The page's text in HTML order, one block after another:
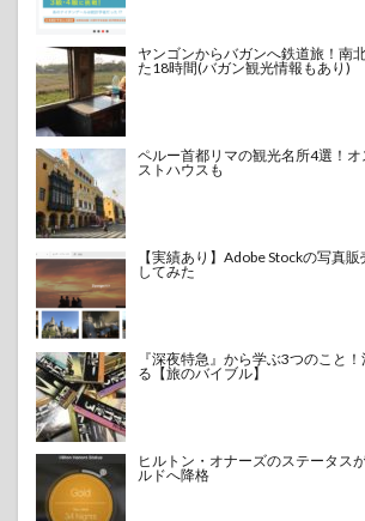
ヤンゴンからバガンへ鉄道旅！南
た18時間(バガン観光情報もあり)
ペルー首都リマの観光名所4選！
ストハウスも
【実績あり】Adobe Stockの写真
してみた
『深夜特急』から学ぶ3つのこと
る【旅のバイブル】
ヒルトン・オナーズのステータス
ルドへ降格